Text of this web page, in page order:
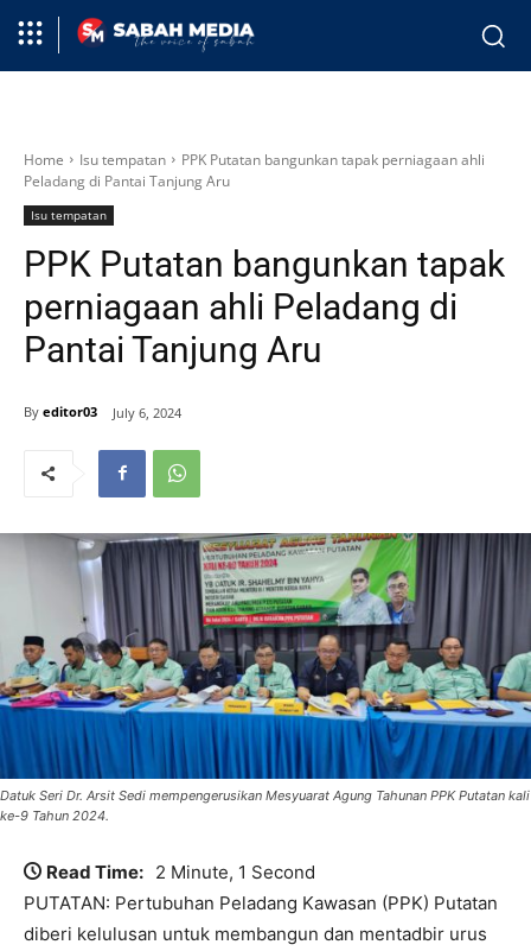
Home Isu tempatan
PPK Putatan bangunkan tapak perniagaan ahli
Peladang di Pantai Tanjung Aru
Isu tempatan
PPK Putatan bangunkan tapak
perniagaan ahli Peladang di
Pantai Tanjung Aru
By editor03 July 6, 2024
Datuk Seri Dr. Arsit Sedi mempengerusikan Mesyuarat Agung Tahunan PPK Putatan kali
ke-9 Tahun 2024.
Read Time: 2 Minute, 1 Second
PUTATAN: Pertubuhan Peladang Kawasan (PPK) Putatan
diberi kelulusan untuk membangun dan mentadbir urus